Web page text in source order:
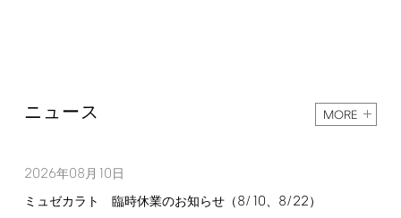
ニュース MORE
2026年08月 10日
ミュゼカラト 臨時休業のお知らせ（8/10、 8/22）